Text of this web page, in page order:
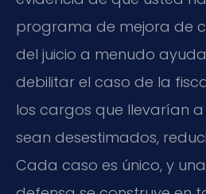
programa de mejora de
del juicio a menudo
debilitar el caso de la
los cargos que llevarían
sean desestimados,
Cada caso es único, y